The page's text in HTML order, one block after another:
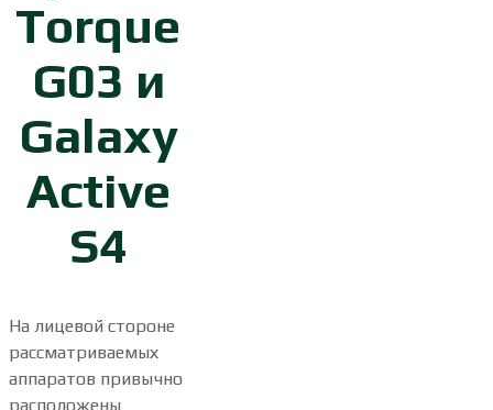
Torque
G03 и
Galaxy
Active
S4
На лицевой стороне
рассматриваемых
аппаратов привычно
расположены